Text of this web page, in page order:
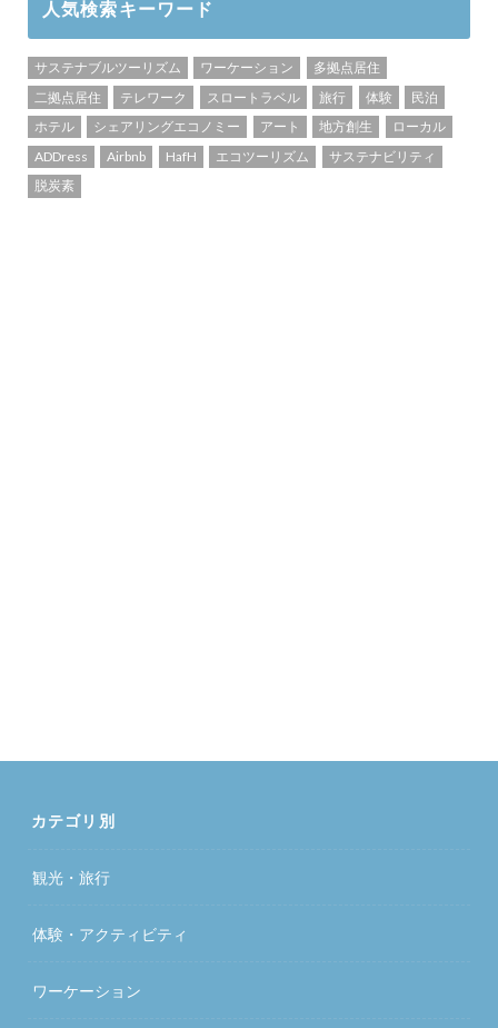
人気検索キーワード
サステナブルツーリズム ワーケーション
多拠点居住
二拠点居住
テレワーク スロートラベル 旅行 体験
民泊
ホテル
シェアリングエコノミー アート 地方創生
ローカル
ADDress
Airbnb HafH エコツーリズム
サステナビリティ
脱炭素
カテゴリ別
観光・旅行
体験・アクティビティ
ワーケーション